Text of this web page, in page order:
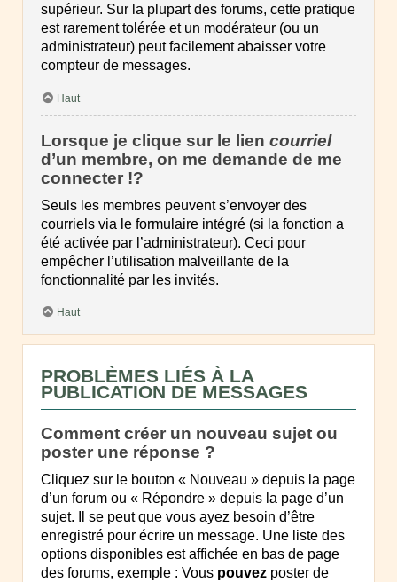
supérieur. Sur la plupart des forums, cette pratique
est rarement tolérée et un modérateur (ou un
administrateur) peut facilement abaisser votre
compteur de messages.
Haut
Lorsque je clique sur le lien courriel
d’un membre, on me demande de me
connecter !?
Seuls les membres peuvent s’envoyer des
courriels via le formulaire intégré (si la fonction a
été activée par l’administrateur). Ceci pour
empêcher l’utilisation malveillante de la
fonctionnalité par les invités.
Haut
PROBLÈMES LIÉS À LA
PUBLICATION DE MESSAGES
Comment créer un nouveau sujet ou
poster une réponse ?
Cliquez sur le bouton « Nouveau » depuis la page
d’un forum ou « Répondre » depuis la page d’un
sujet. Il se peut que vous ayez besoin d’être
enregistré pour écrire un message. Une liste des
options disponibles est affichée en bas de page
des forums, exemple : Vous pouvez poster de